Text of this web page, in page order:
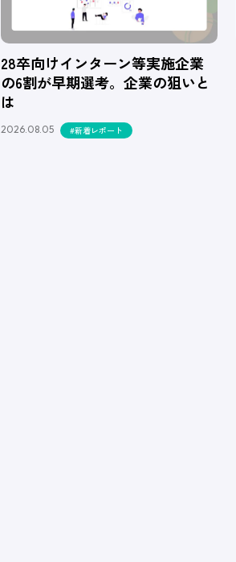
28卒向けインターン等実施企業
の6割が早期選考。企業の狙いと
は
2026.08.05 #新着レポート